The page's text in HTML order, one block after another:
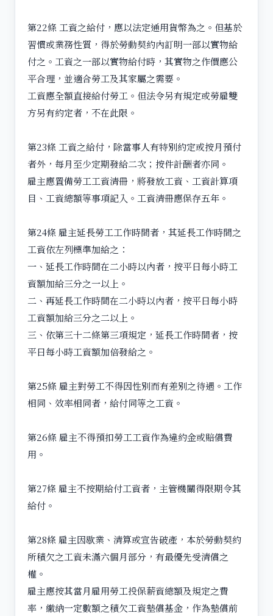
第22條 工資之給付，應以法定通用貨幣為之。但基於
習慣或業務性質，得於勞動契約內訂明一部以實物給
付之。工資之一部以實物給付時，其實物之作價應公
平合理，並適合勞工及其家屬之需要。
工資應全額直接給付勞工。但法令另有規定或勞雇雙
方另有約定者，不在此限。
第23條 工資之給付，除當事人有特別約定或按月預付
者外，每月至少定期發給二次；按件計酬者亦同。
雇主應置備勞工工資清冊，將發放工資、工資計算項
目、工資總額等事項記入。工資清冊應保存五年。
第24條 雇主延長勞工工作時間者，其延長工作時間之
工資依左列標準加給之：
一、延長工作時間在二小時以內者，按平日每小時工
資額加給三分之一以上。
二、再延長工作時間在二小時以內者，按平日每小時
工資額加給三分之二以上。
三、依第三十二條第三項規定，延長工作時間者，按
平日每小時工資額加倍發給之。
第25條 雇主對勞工不得因性別而有差別之待遇。工作
相同、效率相同者，給付同等之工資。
第26條 雇主不得預扣勞工工資作為違約金或賠償費
用。
第27條 雇主不按期給付工資者，主管機關得限期令其
給付。
第28條 雇主因歇業、清算或宣告破產，本於勞動契約
所積欠之工資未滿六個月部分，有最優先受清償之
權。
雇主應按其當月雇用勞工投保薪資總額及規定之費
率，繳納一定數額之積欠工資墊償基金，作為墊償前